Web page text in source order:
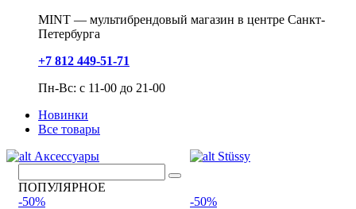
MINT — мультибрендовый магазин в центре Санкт-
Петербурга
+7 812 449-51-71
Пн-Вс: с 11-00 до 21-00
Новинки
Все товары
Аксессуары
Stüssy
ПОПУЛЯРНОЕ
-50%
-50%